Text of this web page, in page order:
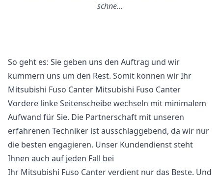
schne…
So geht es: Sie geben uns den Auftrag und wir
kümmern uns um den Rest. Somit können wir Ihr
Mitsubishi Fuso Canter Mitsubishi Fuso Canter
Vordere linke Seitenscheibe wechseln mit minimalem
Aufwand für Sie. Die Partnerschaft mit unseren
erfahrenen Techniker ist ausschlaggebend, da wir nur
die besten engagieren. Unser Kundendienst steht
Ihnen auch auf jeden Fall bei
Ihr Mitsubishi Fuso Canter verdient nur das Beste. Und